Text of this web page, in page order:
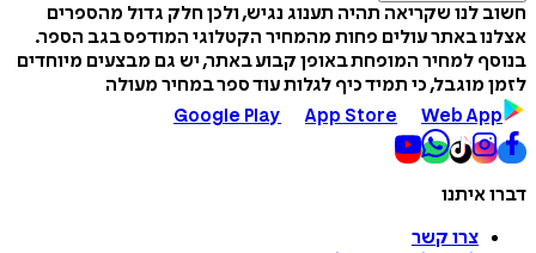
חשוב לנו שקריאה תהיה תענוג נגיש, ולכן חלק גדול מהספרים
אצלנו באתר עולים פחות מהמחיר הקטלוגי המודפס בגב הספר.
בנוסף למחיר המופחת באופן קבוע באתר, יש גם מבצעים מיוחדים
לזמן מוגבל, כי תמיד כיף לגלות עוד ספר במחיר מעולה
Google Play
App Store Web App
דברו איתנו
צרו קשר